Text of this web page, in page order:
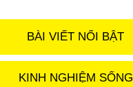
BÀI VIẾT NỔI BẬT
KINH NGHIỆM SỐNG